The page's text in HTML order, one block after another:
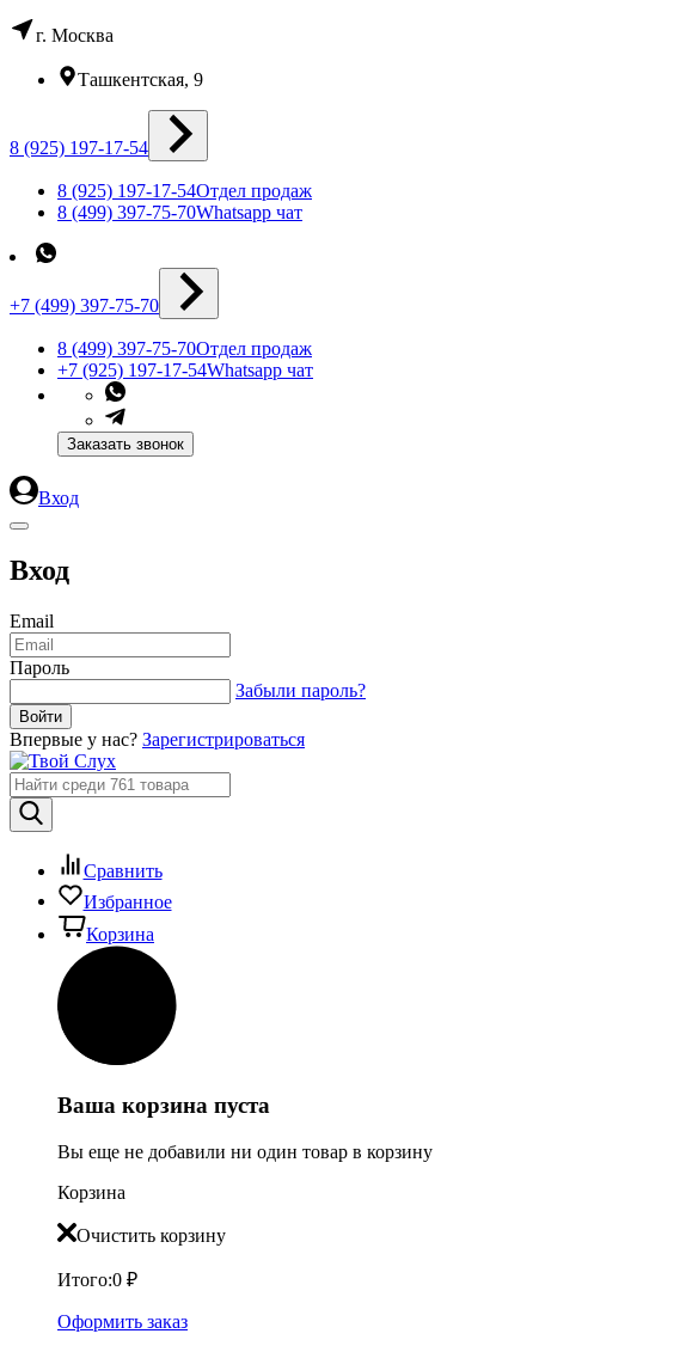
г. Москва
Ташкентская, 9
8 (925) 197-17-54
8 (925) 197-17-54Отдел продаж
8 (499) 397-75-70Whatsapp чат
+7 (499) 397-75-70
8 (499) 397-75-70Отдел продаж
+7 (925) 197-17-54Whatsapp чат
Заказать звонок
Вход
Вход
Email
Пароль
Забыли пароль?
Впервые у нас? Зарегистрироваться
Сравнить
Избранное
Корзина
Ваша корзина пуста
Вы еще не добавили ни один товар в корзину
Корзина
Очистить корзину
Итого:0 ₽
Оформить заказ